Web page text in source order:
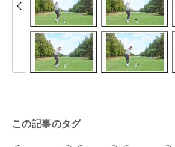
この記事のタグ